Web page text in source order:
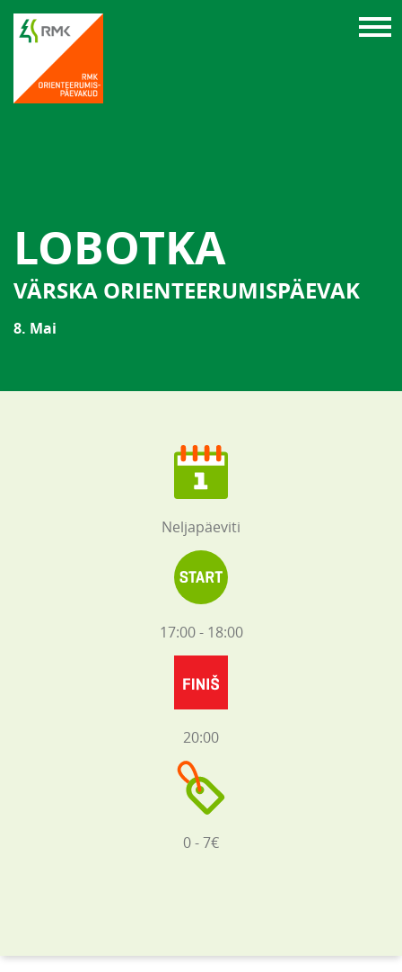
LOBOTKA
VÄRSKA ORIENTEERUMISPÄEVAK
8. Mai
Neljapäeviti
17:00 - 18:00
20:00
0 - 7€